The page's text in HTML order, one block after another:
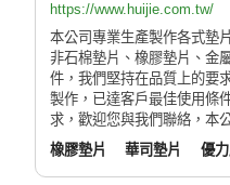
https://www.huijie.com.tw/
本公司專業生產製作各式墊
非石棉墊片、橡膠墊片、金
件，我們堅持在品質上的要
製作，已達客戶最佳使用條
求，歡迎您與我們聯絡，本
橡膠墊片
華司墊片 優